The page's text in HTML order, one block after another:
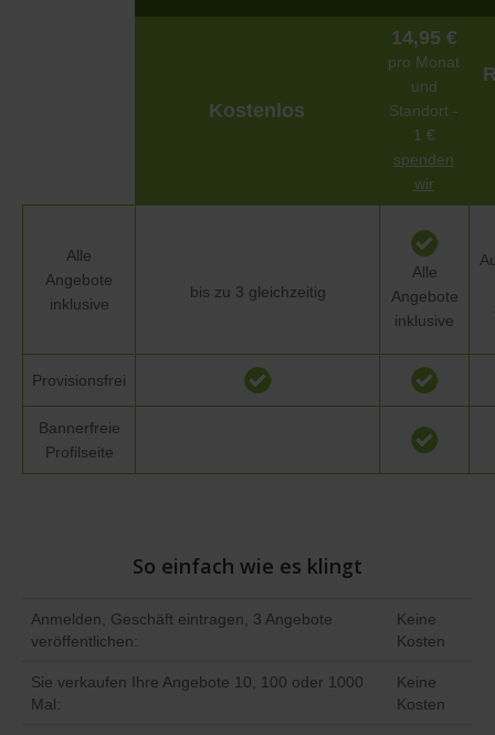
Kostenlos
14,95 €
pro Monat
und
Standort -
1 €
spenden
wir
Alle
Angebote
inklusive
bis zu 3 gleichzeitig
Alle
Angebote
inklusive
Provisionsfrei
Bannerfreie
Profilseite
So einfach wie es klingt
Anmelden, Geschäft eintragen, 3 Angebote
veröffentlichen:
Keine
Kosten
Sie verkaufen Ihre Angebote 10, 100 oder 1000
Mal:
Keine
Kosten